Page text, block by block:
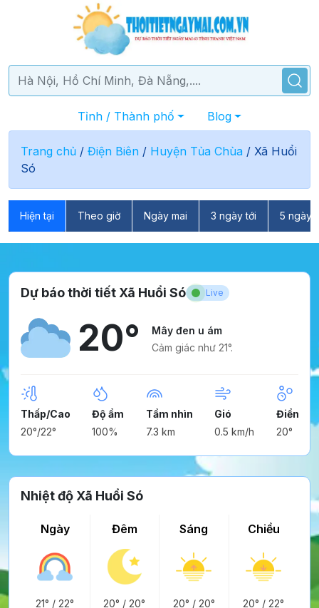
Tỉnh / Thành phố Blog
Trang chủ / Điện Biên / Huyện Tủa Chùa / Xã Huổi
Só
Hiện tại Theo giờ Ngày mai 3 ngày tới 5 ngày
Dự báo thời tiết Xã Huổi Só Live
20°
Mây đen u ám
Cảm giác như 21°.
Thấp/Cao
20°/22°
Độ ẩm
100%
Tầm nhìn
7.3 km
Gió
0.5 km/h
Điểm
20°
Nhiệt độ Xã Huổi Só
Ngày
21° /22°
Đêm
20° /20°
Sáng
20° / 20°
Chiều
20° /22°